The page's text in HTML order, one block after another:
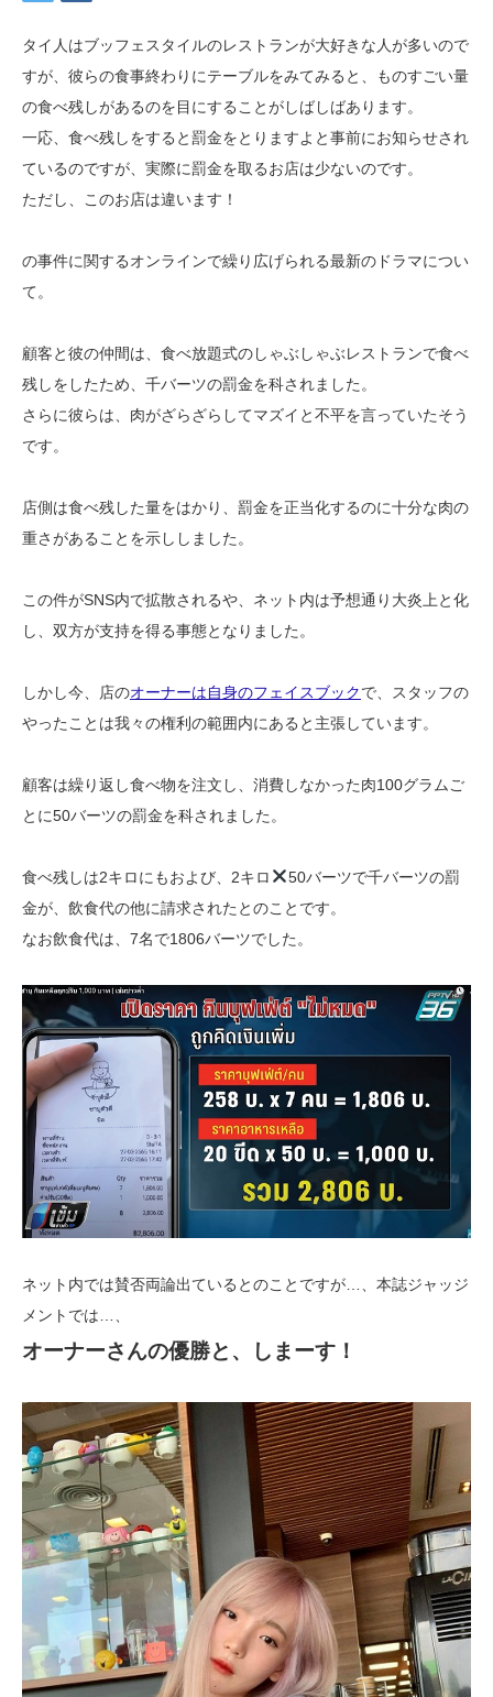
タイ人はブッフェスタイルのレストランが大好きな人が多いので
すが、彼らの食事終わりにテーブルをみてみると、ものすごい量
の食べ残しがあるのを目にすることがしばしばあります。
一応、食べ残しをすると罰金をとりますよと事前にお知らせされ
ているのですが、実際に罰金を取るお店は少ないのです。
ただし、このお店は違います！
の事件に関するオンラインで繰り広げられる最新のドラマについ
て。
顧客と彼の仲間は、食べ放題式のしゃぶしゃぶレストランで食べ
残しをしたため、千バーツの罰金を科されました。
さらに彼らは、肉がざらざらしてマズイと不平を言っていたそう
です。
店側は食べ残した量をはかり、罰金を正当化するのに十分な肉の
重さがあることを示ししました。
この件がSNS内で拡散されるや、ネット内は予想通り大炎上と化
し、双方が支持を得る事態となりました。
しかし今、店のオーナーは自身のフェイスブックで、スタッフの
やったことは我々の権利の範囲内にあると主張しています。
顧客は繰り返し食べ物を注文し、消費しなかった肉100グラムご
とに50バーツの罰金を科されました。
食べ残しは2キロにもおよび、2キロ
50バーツで千バーツの罰
金が、飲食代の他に請求されたとのことです。
なお飲食代は、7名で1806バーツでした。
ネット内では賛否両論出ているとのことですが…、本誌ジャッジ
メントでは…、
オーナーさんの優勝と、しまーす！